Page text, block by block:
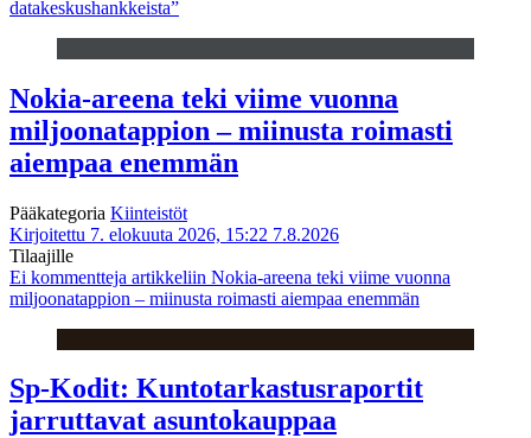
datakeskushankkeista”
Nokia-areena teki viime vuonna
miljoonatappion – miinusta roimasti
aiempaa enemmän
Pääkategoria Kiinteistöt
Kirjoitettu 7. elokuuta 2026, 15:22 7.8.2026
Tilaajille
Ei kommentteja artikkeliin Nokia-areena teki viime vuonna
miljoonatappion – miinusta roimasti aiempaa enemmän
Sp-Kodit: Kuntotarkastusraportit
jarruttavat asuntokauppaa